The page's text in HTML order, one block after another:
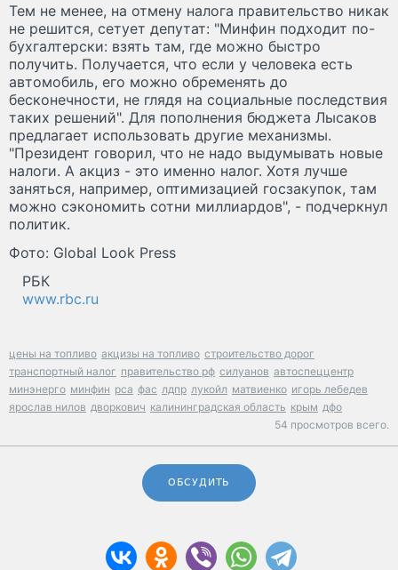
Тем не менее, на отмену налога правительство никак
не решится, сетует депутат: "Минфин подходит по-
бухгалтерски: взять там, где можно быстро
получить. Получается, что если у человека есть
автомобиль, его можно обременять до
бесконечности, не глядя на социальные последствия
таких решений". Для пополнения бюджета Лысаков
предлагает использовать другие механизмы.
"Президент говорил, что не надо выдумывать новые
налоги. А акциз - это именно налог. Хотя лучше
заняться, например, оптимизацией госзакупок, там
можно сэкономить сотни миллиардов", - подчеркнул
политик.
Фото: Global Look Press
РБК
www.rbc.ru
цены на топливо акцизы на топливо строительство дорог
транспортный налог правительство рф силуанов автоспеццентр
минэнерго минфин рса фас лдпр лукойл матвиенко игорь лебедев
ярослав нилов дворкович калининградская область крым дфо
54 просмотров всего.
ОБСУДИТЬ